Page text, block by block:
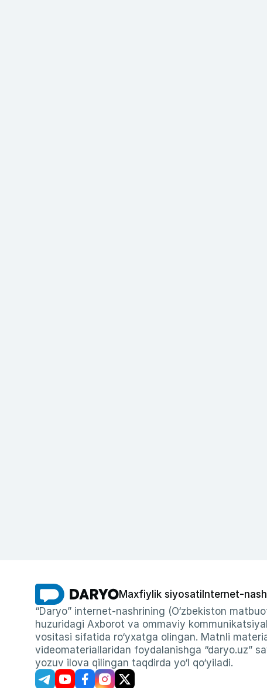
Maxfiylik siyosati Internet-
“Daryo” internet-nashrining (O‘zbekiston
huzuridagi Axborot va ommaviy
vositasi sifatida ro‘yxatga olingan. Matnli
videomateriallaridan foydalanishga “daryo.uz”
yozuv ilova qilingan taqdirda yo‘l qo‘yiladi.